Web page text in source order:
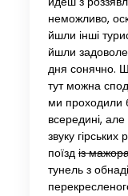
неможливо,
йшли інші
йшли
дня сонячно.
тут можна
ми проходили
всередині,
звуку
поїзд із
тунель з